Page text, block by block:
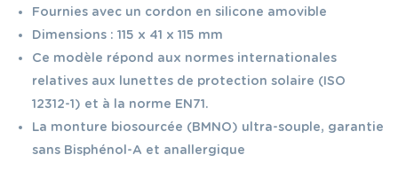
Fournies avec un cordon en silicone amovible
Dimensions : 115 x 41 x 115 mm
Ce modèle répond aux normes internationales
relatives aux lunettes de protection solaire (ISO
12312-1) et à la norme EN71.
La monture biosourcée (BMNO) ultra-souple, garantie
sans Bisphénol-A et anallergique